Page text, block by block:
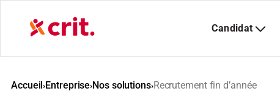
Accueil›Entreprise›Nos solutions›Recrutement fin d’année